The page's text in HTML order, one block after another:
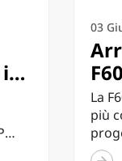
in
03
La
più